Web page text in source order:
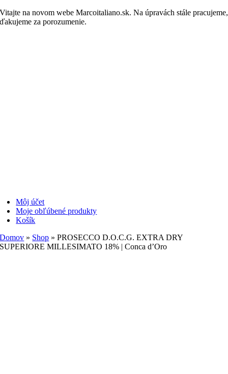
Skip
to
Vitajte na novom webe Marcoitaliano.sk. Na úpravách stále pracujeme,
ďakujeme za porozumenie.
Môj účet
Moje obľúbené produkty
Košík
Domov » Shop »PROSECCO D.O.C.G. EXTRA DRY
SUPERIORE MILLESIMATO 18% | Conca d’Oro